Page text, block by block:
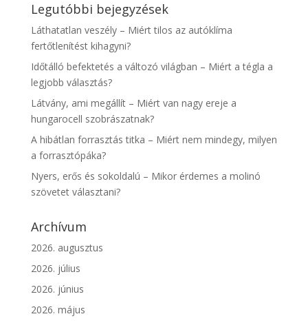
Legutóbbi bejegyzések
Láthatatlan veszély – Miért tilos az autóklíma
fertőtlenítést kihagyni?
Időtálló befektetés a változó világban – Miért a tégla a
legjobb választás?
Látvány, ami megállít – Miért van nagy ereje a
hungarocell szobrászatnak?
A hibátlan forrasztás titka – Miért nem mindegy, milyen
a forrasztópáka?
Nyers, erős és sokoldalú – Mikor érdemes a molinó
szövetet választani?
Archívum
2026. augusztus
2026. július
2026. június
2026. május